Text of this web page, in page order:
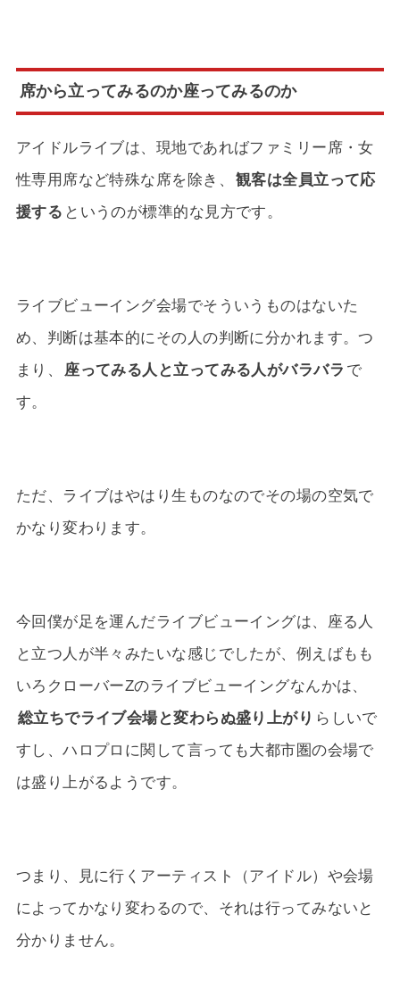
席から立ってみるのか座ってみるのか
アイドルライブは、現地であればファミリー席・女
性専用席など特殊な席を除き、
観客は全員立って応
援する というのが標準的な見方です。
ライブビューイング会場でそういうものはないた
め、判断は基本的にその人の判断に分かれます。つ
まり、
座ってみる人と立ってみる人がバラバラ で
す。
ただ、ライブはやはり生ものなのでその場の空気で
かなり変わります。
今回僕が足を運んだライブビューイングは、座る人
と立つ人が半々みたいな感じでしたが、例えばもも
いろクローバーZのライブビューイングなんかは、
総立ちでライブ会場と変わらぬ盛り上がり らしいで
すし、ハロプロに関して言っても大都市圏の会場で
は盛り上がるようです。
つまり、見に行くアーティスト（アイドル）や会場
によってかなり変わるので、それは行ってみないと
分かりません。